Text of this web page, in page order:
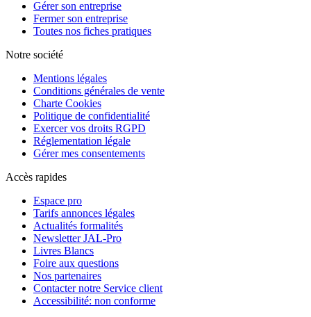
Gérer son entreprise
Fermer son entreprise
Toutes nos fiches pratiques
Notre société
Mentions légales
Conditions générales de vente
Charte Cookies
Politique de confidentialité
Exercer vos droits RGPD
Réglementation légale
Gérer mes consentements
Accès rapides
Espace pro
Tarifs annonces légales
Actualités formalités
Newsletter JAL-Pro
Livres Blancs
Foire aux questions
Nos partenaires
Contacter notre Service client
Accessibilité: non conforme